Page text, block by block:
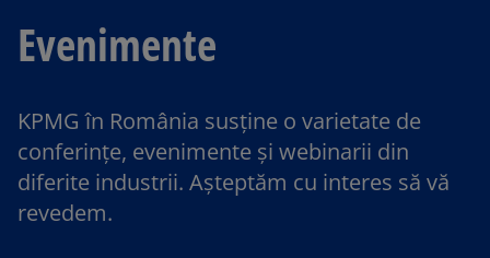
Evenimente
KPMG în România susține o varietate de
conferințe, evenimente și webinarii din
diferite industrii. Așteptăm cu interes să vă
revedem.